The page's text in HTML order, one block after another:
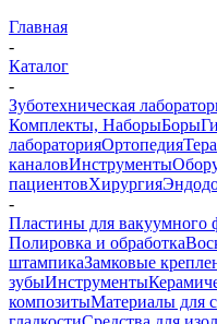
Главная
-
Каталог
-
Зуботехническая
Комплекты, НаборыБоры
лабораторияОртопедия
каналовИнструменты
пациентовХирургия
-
Пластины для вакуумного
Полировка и обработка
штампикаЗамковые
зубыИнструменты
композитыМатериалы для